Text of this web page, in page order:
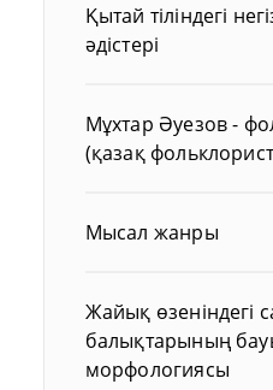
Қытай тіліндегі
әдістері
Мұхтар Әуезов -
(қазақ
Мысал жанры
Жайық өзеніндегі
балықтарының
морфологиясы